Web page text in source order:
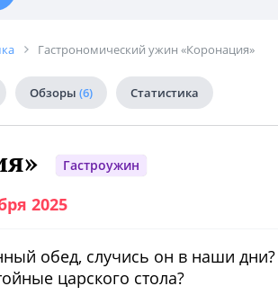
Гастрономический ужин «Коронация»
Обзоры (6) Статистика
Гастроужин
2025
обед, случись он в наши дни?
царского стола?